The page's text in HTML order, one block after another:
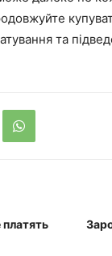
та
платять